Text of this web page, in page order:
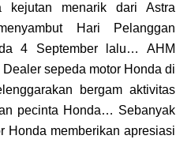
kejutan menarik dari Astra
Hari Pelanggan
4 September lalu… AHM
sepeda motor Honda di
bergam aktivitas
pecinta Honda… Sebanyak
Honda memberikan apresiasi